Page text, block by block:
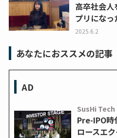
高卒社会人
プリにな
2025.6.2
あなたにおススメの記事
AD
SusHi
Pre-IPO時
ロースエ